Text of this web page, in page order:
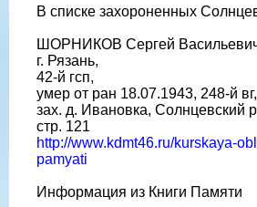
В списке захороненных
ШОРНИКОВ Сергей
г. Рязань,
42-й гсп,
умер от ран 18.07.1943, 248-й вг,
зах. д. Ивановка, Солнцевский
стр. 121
http://www.kdmt46.ru/kurskaya-
pamyati
Информация из Книги Памяти